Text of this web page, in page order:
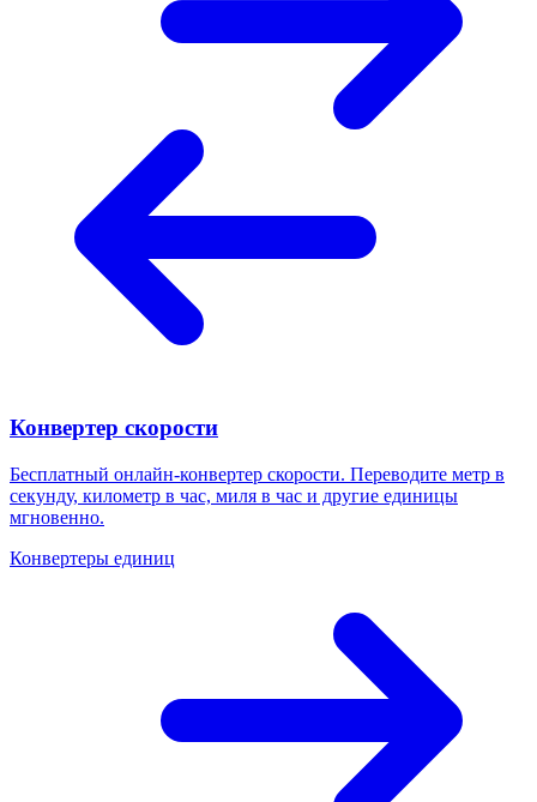
Конвертер скорости
Бесплатный онлайн-конвертер скорости. Переводите метр в
секунду, километр в час, миля в час и другие единицы
мгновенно.
Конвертеры единиц